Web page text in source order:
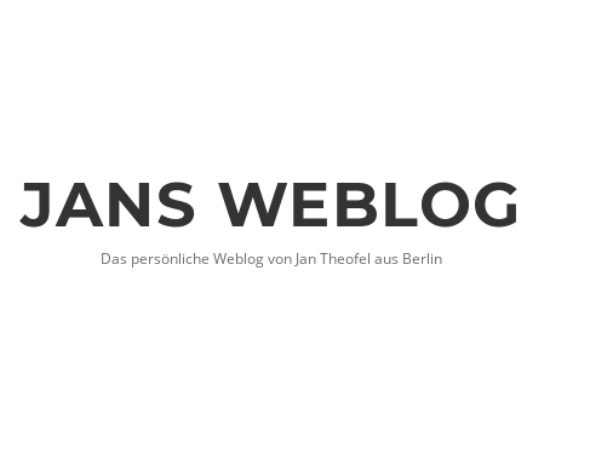
JANS WEBLOG
Das persönliche Weblog von Jan Theofel aus Berlin